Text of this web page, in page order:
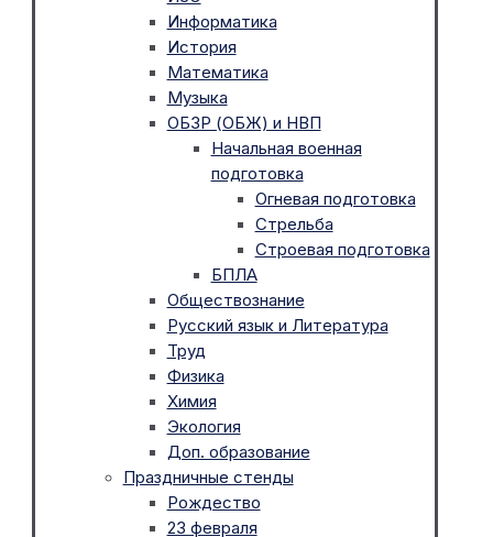
Информатика
История
Математика
Музыка
ОБЗР (ОБЖ) и НВП
Начальная военная
подготовка
Огневая подготовка
Стрельба
Строевая подготовка
БПЛА
Обществознание
Русский язык и Литература
Труд
Физика
Химия
Экология
Доп. образование
Праздничные стенды
Рождество
23 февраля